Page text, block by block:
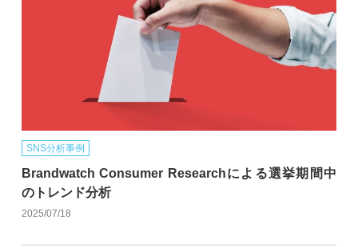
SNS分析事例
Brandwatch Consumer Researchによる選挙期間中
のトレンド分析
2025/07/18